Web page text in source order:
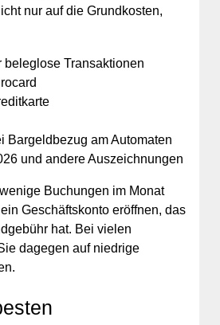
nur auf die Grundkosten,
beleglose Transaktionen
Bargeldbezug am Automaten
und andere Auszeichnungen
Buchungen im Monat
Geschäftskonto eröffnen, das
hat. Bei vielen
dagegen auf niedrige